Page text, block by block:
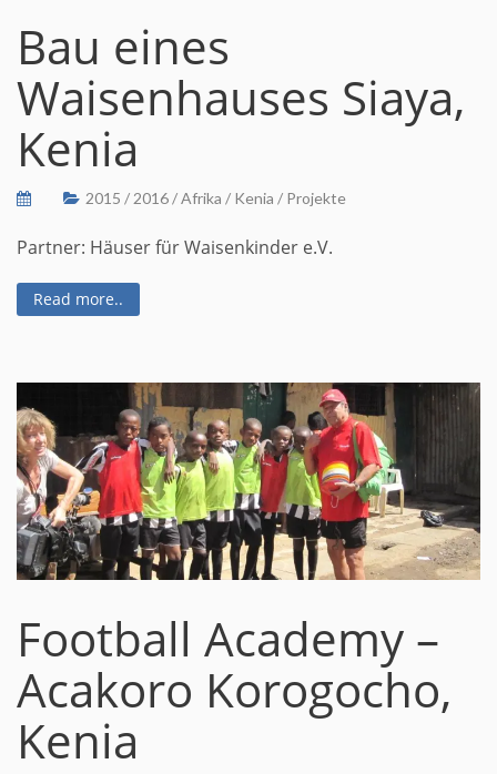
Bau eines
Waisenhauses Siaya,
Kenia
2015 / 2016/Afrika / Kenia / Projekte
Partner: Häuser für Waisenkinder e.V.
Read more..
Football Academy –
Acakoro Korogocho,
Kenia